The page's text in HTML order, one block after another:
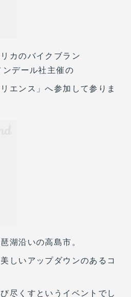
カのバイクブラン
デール社主催の
エンス」へ参加して参りま
湖沿いの高島市。
しいアップダウンのあるコ
尽くすというイベントでし